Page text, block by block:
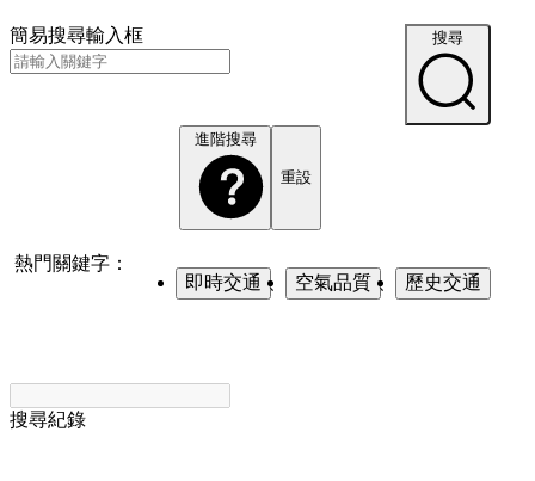
簡易搜尋輸入框 搜尋
進階搜尋
重設
熱門關鍵字：
即時交通 、 空氣品質 、 歷史交通
搜尋紀錄